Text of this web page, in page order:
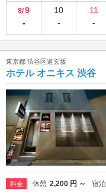
8/9
-
10
-
11
-
東京都 渋谷区道玄坂
ホテル オニキス 渋谷
料金 休憩 2,200 円 ～ 宿泊